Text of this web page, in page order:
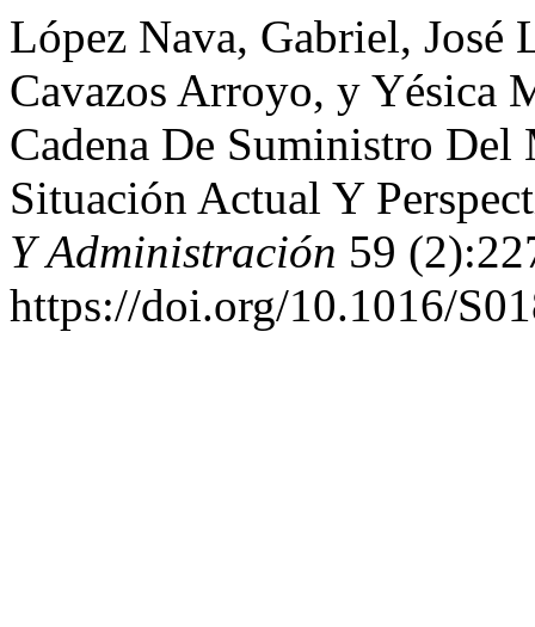
López Nava, Gabriel,
Cavazos Arroyo, y Yésica
Cadena De Suministro Del
Situación Actual Y
Y Administración 59
https://doi.org/10.1016/